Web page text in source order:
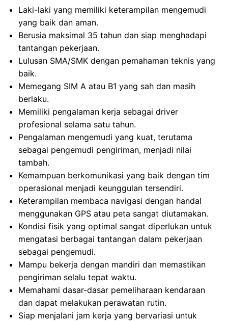
Laki-laki yang memiliki keterampilan mengemudi
yang baik dan aman.
Berusia maksimal 35 tahun dan siap menghadapi
tantangan pekerjaan.
Lulusan SMA/SMK dengan pemahaman teknis yang
baik.
Memegang SIM A atau B1 yang sah dan masih
berlaku.
Memiliki pengalaman kerja sebagai driver
profesional selama satu tahun.
Pengalaman mengemudi yang kuat, terutama
sebagai pengemudi pengiriman, menjadi nilai
tambah.
Kemampuan berkomunikasi yang baik dengan tim
operasional menjadi keunggulan tersendiri.
Keterampilan membaca navigasi dengan handal
menggunakan GPS atau peta sangat diutamakan.
Kondisi fisik yang optimal sangat diperlukan untuk
mengatasi berbagai tantangan dalam pekerjaan
sebagai pengemudi.
Mampu bekerja dengan mandiri dan memastikan
pengiriman selalu tepat waktu.
Memahami dasar-dasar pemeliharaan kendaraan
dan dapat melakukan perawatan rutin.
Siap menjalani jam kerja yang bervariasi untuk